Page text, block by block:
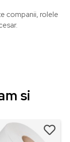
companii, rolele
si